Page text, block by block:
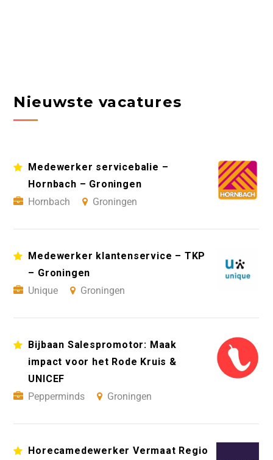
Nieuwste vacatures
Medewerker servicebalie –
Hornbach – Groningen
Hornbach
Groningen
Medewerker klantenservice – TKP
– Groningen
Unique
Groningen
Bijbaan Salespromotor: Maak
impact voor het Rode Kruis &
UNICEF
Pepperminds
Groningen
Horecamedewerker Vermaat Regio